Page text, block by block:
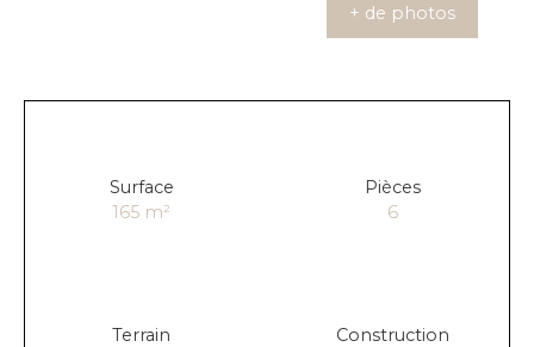
+ de photos
Surface
165 m²
Pièces
6
Terrain
Construction